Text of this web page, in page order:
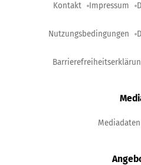
Kontakt Impressum
Nutzungsbedingungen